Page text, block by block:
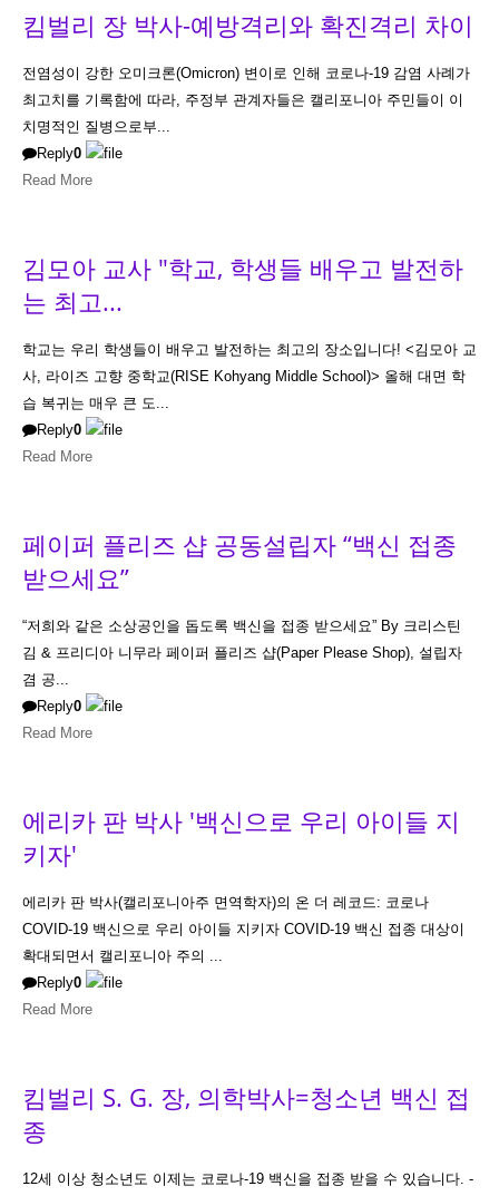
킴벌리 장 박사-예방격리와 확진격리 차이
전염성이 강한 오미크론(Omicron) 변이로 인해 코로나-19 감염 사례가
최고치를 기록함에 따라, 주정부 관계자들은 캘리포니아 주민들이 이
치명적인 질병으로부...
Reply0
Read More
김모아 교사 "학교, 학생들 배우고 발전하
는 최고...
학교는 우리 학생들이 배우고 발전하는 최고의 장소입니다! <김모아 교
사, 라이즈 고향 중학교(RISE Kohyang Middle School)> 올해 대면 학
습 복귀는 매우 큰 도...
Reply0
Read More
페이퍼 플리즈 샵 공동설립자 “백신 접종
받으세요”
“저희와 같은 소상공인을 돕도록 백신을 접종 받으세요” By 크리스틴
김 & 프리디아 니무라 페이퍼 플리즈 샵(Paper Please Shop), 설립자
겸 공...
Reply0
Read More
에리카 판 박사 '백신으로 우리 아이들 지
키자'
에리카 판 박사(캘리포니아주 면역학자)의 온 더 레코드: 코로나
COVID-19 백신으로 우리 아이들 지키자 COVID-19 백신 접종 대상이
확대되면서 캘리포니아 주의 ...
Reply0
Read More
킴벌리 S. G. 장, 의학박사=청소년 백신 접
종
12세 이상 청소년도 이제는 코로나-19 백신을 접종 받을 수 있습니다. -